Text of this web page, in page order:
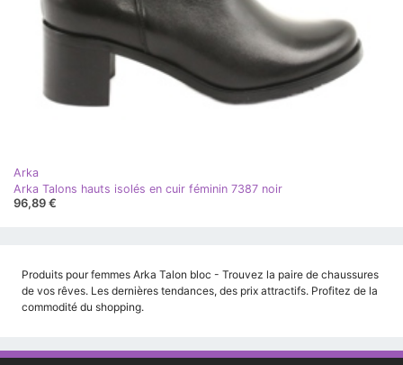
Arka
Arka Talons hauts isolés en cuir féminin 7387 noir
96,89 €
Produits pour femmes Arka Talon bloc - Trouvez la paire de chaussures
de vos rêves. Les dernières tendances, des prix attractifs. Profitez de la
commodité du shopping.